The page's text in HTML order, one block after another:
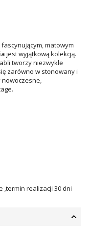
matowym
jest wyjątkową kolekcją.
tworzy niezwykle
zarówno w stonowany i
nowoczesne,
,termin realizacji 30 dni